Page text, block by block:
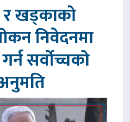
र खड्काको
निवेदनमा
सर्वोच्चको